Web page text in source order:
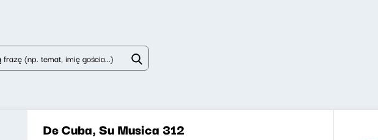
De Cuba, Su Musica 312